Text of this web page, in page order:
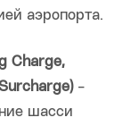
аэропорта.
Charge,
-
шасси